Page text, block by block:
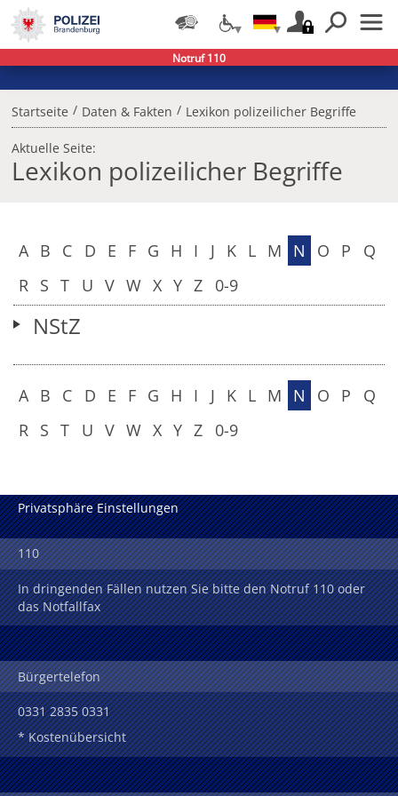
Startseite / Daten & Fakten / Lexikon polizeilicher Begriffe
Aktuelle Seite:
Lexikon polizeilicher Begriffe
A B C D E F G H I J K L M N O P
Q
R S T U V W X Y Z 0-9
NStZ
A B C D E F G H I J K L M N O P
Q
R
S T U V W X Y Z 0-9
Privatsphäre Einstellungen
110
In dringenden Fällen nutzen Sie bitte den Notruf 110 oder
das Notfallfax
Bürgertelefon
0331 2835 0331
* Kostenübersicht
Notruf 110